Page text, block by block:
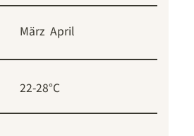
März April
22-28°C